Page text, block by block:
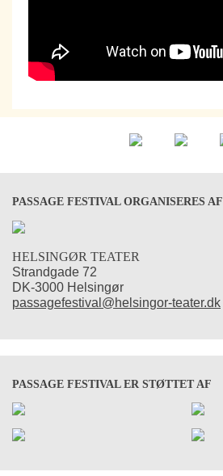
PASSAGE FESTIVAL ORGANISERES AF
HELSINGØR TEATER
Strandgade 72
DK-3000 Helsingør
passagefestival@helsingor-teater.dk
PASSAGE FESTIVAL ER STØTTET AF